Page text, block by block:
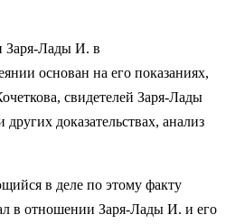
Заря-Лады И. в
основан на его показаниях,
свидетелей Заря-Лады
доказательствах, анализ
в деле по этому факту
в отношении Заря-Лады И. и его